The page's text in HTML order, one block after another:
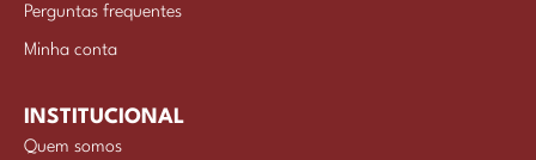
Perguntas frequentes
Minha conta
INSTITUCIONAL
Quem somos